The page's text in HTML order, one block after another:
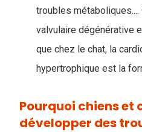
troubles
valvulaire dégénérative
que chez le chat, la
hypertrophique est la
Pourquoi chiens et
développer des